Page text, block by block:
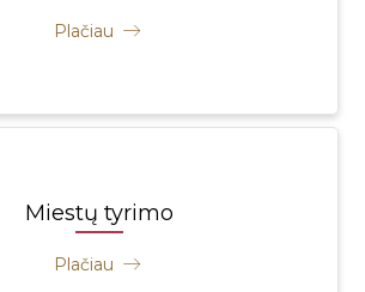
Plačiau
Miestų tyrimo
Plačiau